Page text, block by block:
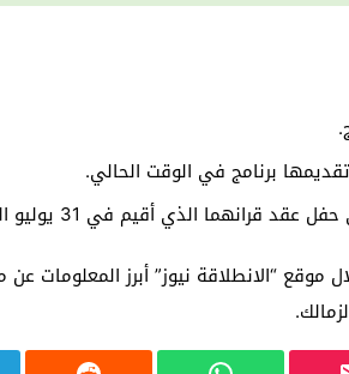
برنامج في الوقت الحالي.
عقد قرانهما الذي أقيم في 31 يوليو الماضي.
“الانطلاقة نيوز” أبرز المعلومات